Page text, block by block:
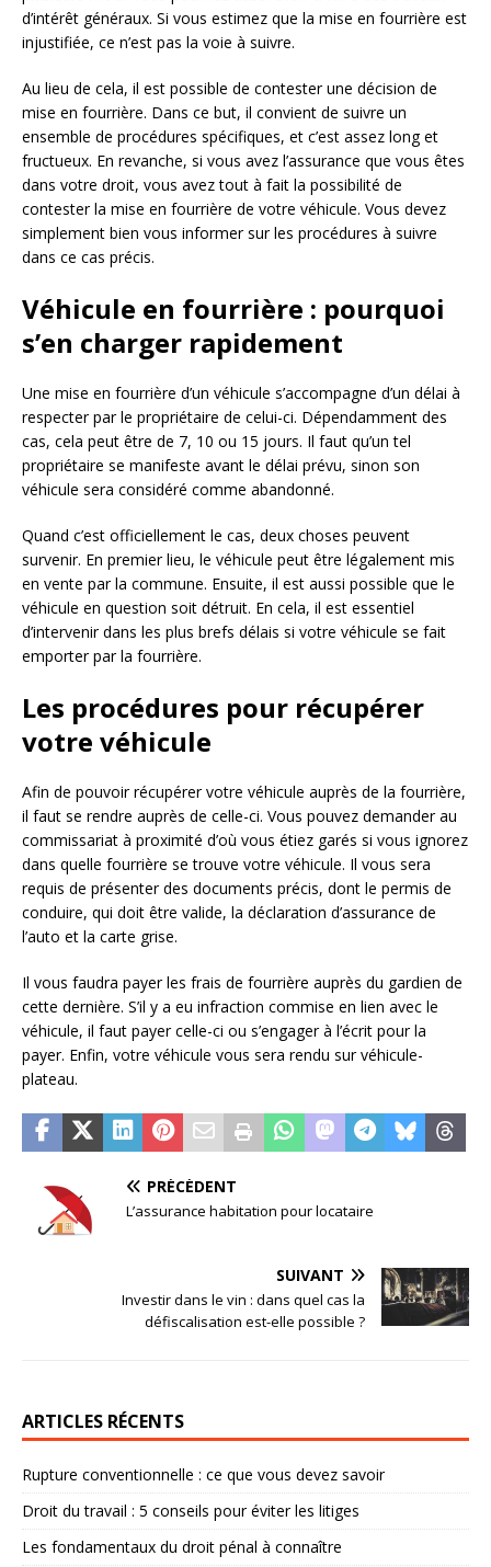
d’intérêt généraux. Si vous estimez que la mise en fourrière est
injustifiée, ce n’est pas la voie à suivre.
Au lieu de cela, il est possible de contester une décision de
mise en fourrière. Dans ce but, il convient de suivre un
ensemble de procédures spécifiques, et c’est assez long et
fructueux. En revanche, si vous avez l’assurance que vous êtes
dans votre droit, vous avez tout à fait la possibilité de
contester la mise en fourrière de votre véhicule. Vous devez
simplement bien vous informer sur les procédures à suivre
dans ce cas précis.
Véhicule en fourrière : pourquoi
s’en charger rapidement
Une mise en fourrière d’un véhicule s’accompagne d’un délai à
respecter par le propriétaire de celui-ci. Dépendamment des
cas, cela peut être de 7, 10 ou 15 jours. Il faut qu’un tel
propriétaire se manifeste avant le délai prévu, sinon son
véhicule sera considéré comme abandonné.
Quand c’est officiellement le cas, deux choses peuvent
survenir. En premier lieu, le véhicule peut être légalement mis
en vente par la commune. Ensuite, il est aussi possible que le
véhicule en question soit détruit. En cela, il est essentiel
d’intervenir dans les plus brefs délais si votre véhicule se fait
emporter par la fourrière.
Les procédures pour récupérer
votre véhicule
Afin de pouvoir récupérer votre véhicule auprès de la fourrière,
il faut se rendre auprès de celle-ci. Vous pouvez demander au
commissariat à proximité d’où vous étiez garés si vous ignorez
dans quelle fourrière se trouve votre véhicule. Il vous sera
requis de présenter des documents précis, dont le permis de
conduire, qui doit être valide, la déclaration d’assurance de
l’auto et la carte grise.
Il vous faudra payer les frais de fourrière auprès du gardien de
cette dernière. S’il y a eu infraction commise en lien avec le
véhicule, il faut payer celle-ci ou s’engager à l’écrit pour la
payer. Enfin, votre véhicule vous sera rendu sur véhicule-
plateau.
PRÉCÉDENT
L’assurance habitation pour locataire
SUIVANT
Investir dans le vin : dans quel cas la
défiscalisation est-elle possible ?
ARTICLES RÉCENTS
Rupture conventionnelle : ce que vous devez savoir
Droit du travail : 5 conseils pour éviter les litiges
Les fondamentaux du droit pénal à connaître